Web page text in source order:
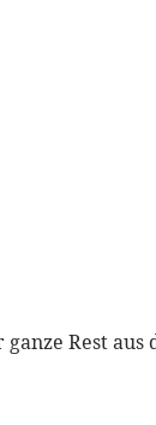
Rest aus